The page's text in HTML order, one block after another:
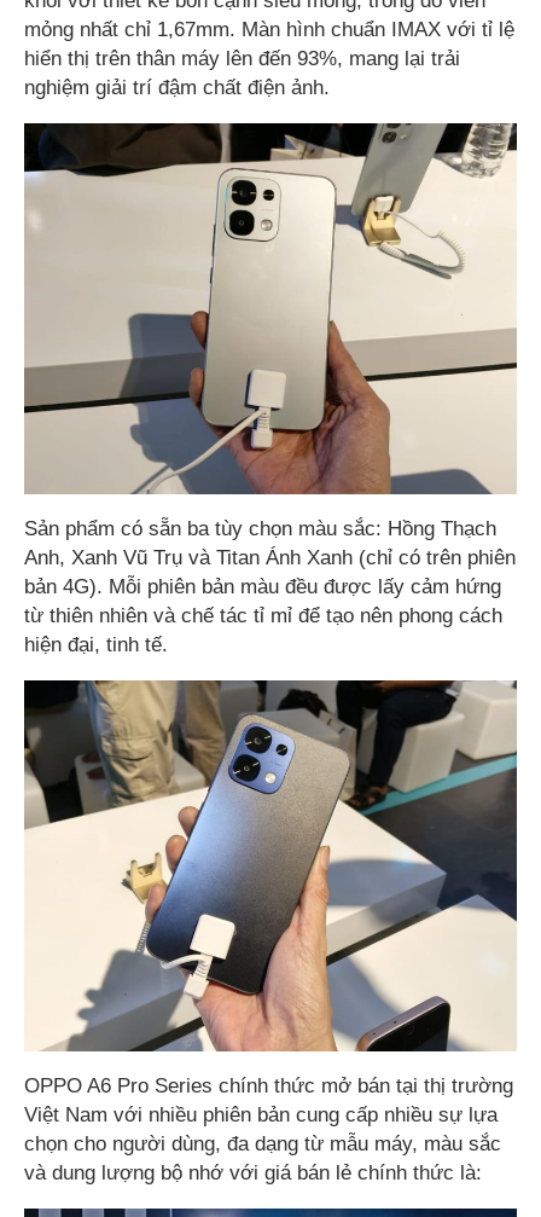
mỏng nhất chỉ 1,67mm. Màn hình chuẩn IMAX với tỉ lệ
hiển thị trên thân máy lên đến 93%, mang lại trải
nghiệm giải trí đậm chất điện ảnh.
Sản phẩm có sẵn ba tùy chọn màu sắc: Hồng Thạch
Anh, Xanh Vũ Trụ và Titan Ánh Xanh (chỉ có trên phiên
bản 4G). Mỗi phiên bản màu đều được lấy cảm hứng
từ thiên nhiên và chế tác tỉ mỉ để tạo nên phong cách
hiện đại, tinh tế.
OPPO A6 Pro Series chính thức mở bán tại thị trường
Việt Nam với nhiều phiên bản cung cấp nhiều sự lựa
chọn cho người dùng, đa dạng từ mẫu máy, màu sắc
và dung lượng bộ nhớ với giá bán lẻ chính thức là: